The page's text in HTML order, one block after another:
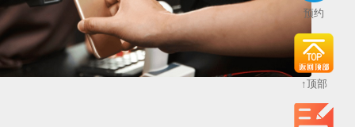
预约
↑顶部